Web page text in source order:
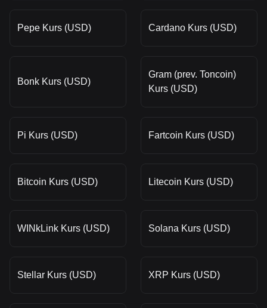
Pepe Kurs (USD) Cardano Kurs (USD)
Bonk Kurs (USD)
Gram (prev. Toncoin)
Kurs (USD)
Pi Kurs (USD) Fartcoin Kurs (USD)
Bitcoin Kurs (USD) Litecoin Kurs (USD)
WINkLink Kurs (USD) Solana Kurs (USD)
Stellar Kurs (USD) XRP Kurs (USD)